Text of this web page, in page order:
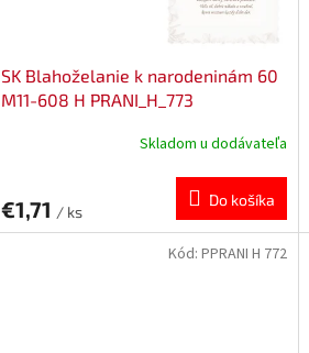
SK Blahoželanie k narodeninám 60
M11-608 H PRANI_H_773
Skladom u dodávateľa
€1,71 / ks
Do košíka
Kód: PPRANI H 772